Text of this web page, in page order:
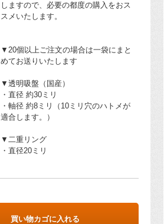
しますので、必要の都度の購入をおス
スメいたします。
▼20個以上ご注文の場合は一袋にまと
めてお送りいたします
▼透明吸盤（国産）
・直径 約30ミリ
・軸径 約8ミリ（10ミリ穴のハトメが
適合します。）
▼二重リング
・直径20ミリ
買い物カゴに入れる